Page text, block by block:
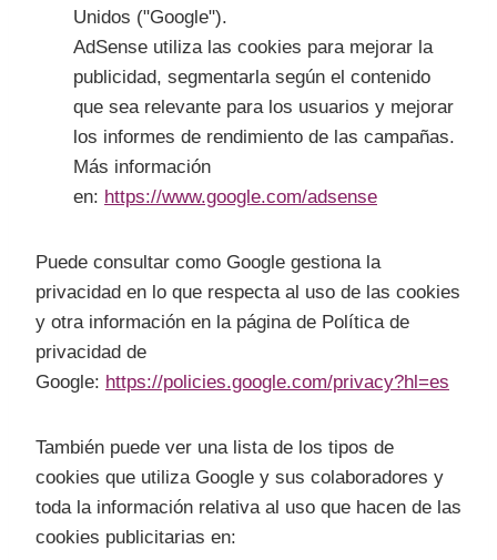
Unidos ("Google").
AdSense utiliza las cookies para mejorar la
publicidad, segmentarla según el contenido
que sea relevante para los usuarios y mejorar
los informes de rendimiento de las campañas.
Más información
en: https://www.google.com/adsense
Puede consultar como Google gestiona la
privacidad en lo que respecta al uso de las cookies
y otra información en la página de Política de
privacidad de
Google: https://policies.google.com/privacy?hl=es
También puede ver una lista de los tipos de
cookies que utiliza Google y sus colaboradores y
toda la información relativa al uso que hacen de las
cookies publicitarias en: